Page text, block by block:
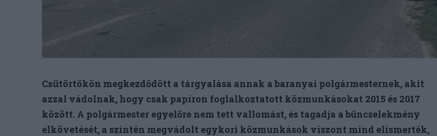
Csütörtökön megkezdődött a tárgyalása annak a baranyai polgármesternek, akit
azzal vádolnak, hogy csak papíron foglalkoztatott közmunkásokat 2015 és 2017
között. A polgármester egyelőre nem tett vallomást, és tagadja a bűncselekmény
elkövetését, a szintén megvádolt egykori közmunkások viszont mind elismerték,